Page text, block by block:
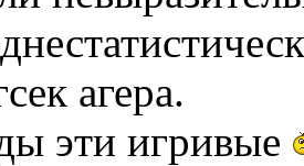
агера.
эти игривые